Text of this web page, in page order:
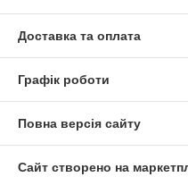
Доставка та оплата
Графік роботи
Повна версія сайту
Сайт створено на